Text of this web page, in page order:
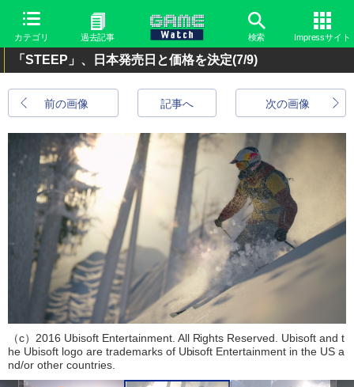
カテゴリ 過去記事 検索 Impressサイト
「STEEP」、日本発売日と価格を決定(7/9)
前の画像 次の画像
記事へ
（c）2016 Ubisoft Entertainment. All Rights Reserved. Ubisoft and t
he Ubisoft logo are trademarks of Ubisoft Entertainment in the US a
nd/or other countries.